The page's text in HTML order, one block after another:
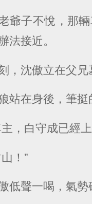
爺子不悅，那
法接近。
，沈傲立在父兄
站在身後，筆挺
主，白守成已經
！”
低聲一喝，氣勢